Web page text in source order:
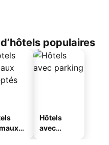
populaires
Hôtels
avec